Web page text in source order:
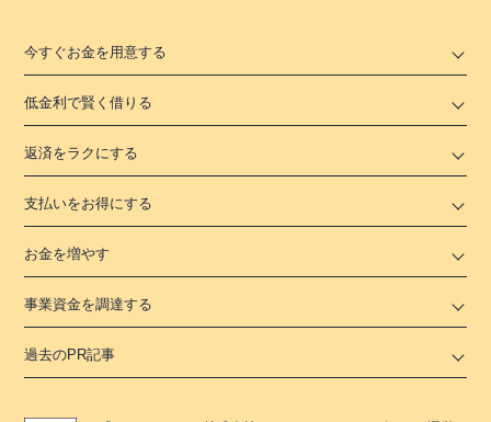
今すぐお金を用意する
低金利で賢く借りる
返済をラクにする
支払いをお得にする
お金を増やす
事業資金を調達する
過去のPR記事